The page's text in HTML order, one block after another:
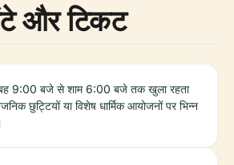
और टिकट
9:00 बजे से शाम 6:00 बजे तक खुला रहता
छुट्टियों या विशेष धार्मिक आयोजनों पर भिन्न